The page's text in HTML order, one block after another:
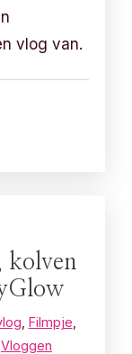
vlog van.
kolven
Filmpje
Vloggen